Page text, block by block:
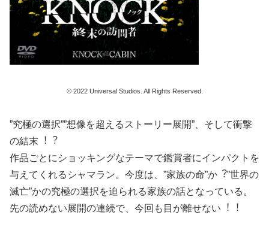
© 2022 Universal Studios. All Rights Reserved.
”究極の選択””想像を超えるストーリー展開”、そして衝撃
の結末︕︖
作品ごとにショッキングなテーマで鑑賞者にインパクトを
与えてくれるシャマラン。今度は、”家族の命”か︖”世界の
滅亡”かの究極の選択を迫られる家族の話となっている。
先の読めない展開の連続で、今回も⽬が離せない︕︕